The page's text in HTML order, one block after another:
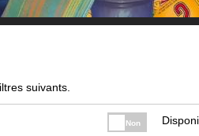
suivants.
Non